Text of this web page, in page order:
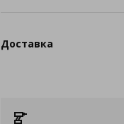
Доставка